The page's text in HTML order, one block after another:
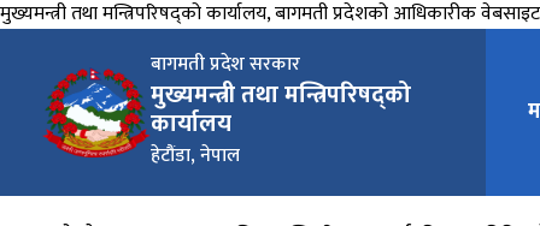
मुख्यमन्त्री तथा मन्त्रिपरिषद्को कार्यालय, बागमती प्रदेशको आधिकारीक
बागमती प्रदेश सरकार
मुख्यमन्त्री तथा मन्त्रिपरिषद्को
कार्यालय
हेटौंडा, नेपाल
मुख्य